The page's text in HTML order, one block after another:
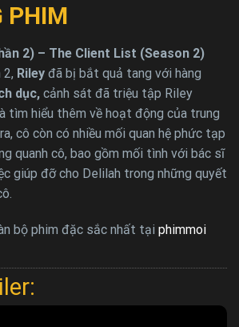
PHIM
2) – The Client List (Season 2)
2, Riley đã bị bắt quả tang với hàng
dục, cảnh sát đã triệu tập Riley
tìm hiểu thêm về hoạt động của trung
cô còn có nhiều mối quan hệ phức tạp
quanh cô, bao gồm mối tình với bác sĩ
giúp đỡ cho Delilah trong những quyết
bộ phim đặc sắc nhất tại phimmoi